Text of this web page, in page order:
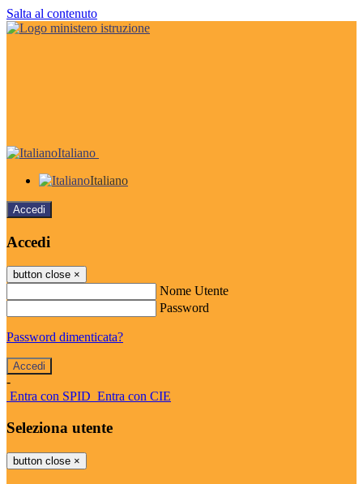
Salta al contenuto
Italiano
Italiano
Accedi
Accedi
button close ×
Nome Utente
Password
Password dimenticata?
-
Entra con SPID Entra con CIE
Seleziona utente
button close ×